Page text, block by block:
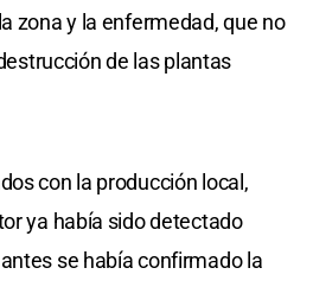
zona y la enfermedad, que no
de las plantas
con la producción local,
ya había sido detectado
se había confirmado la